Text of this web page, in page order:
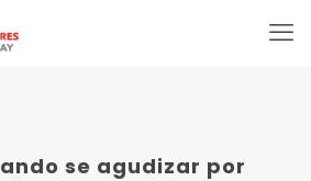
se agudizar por